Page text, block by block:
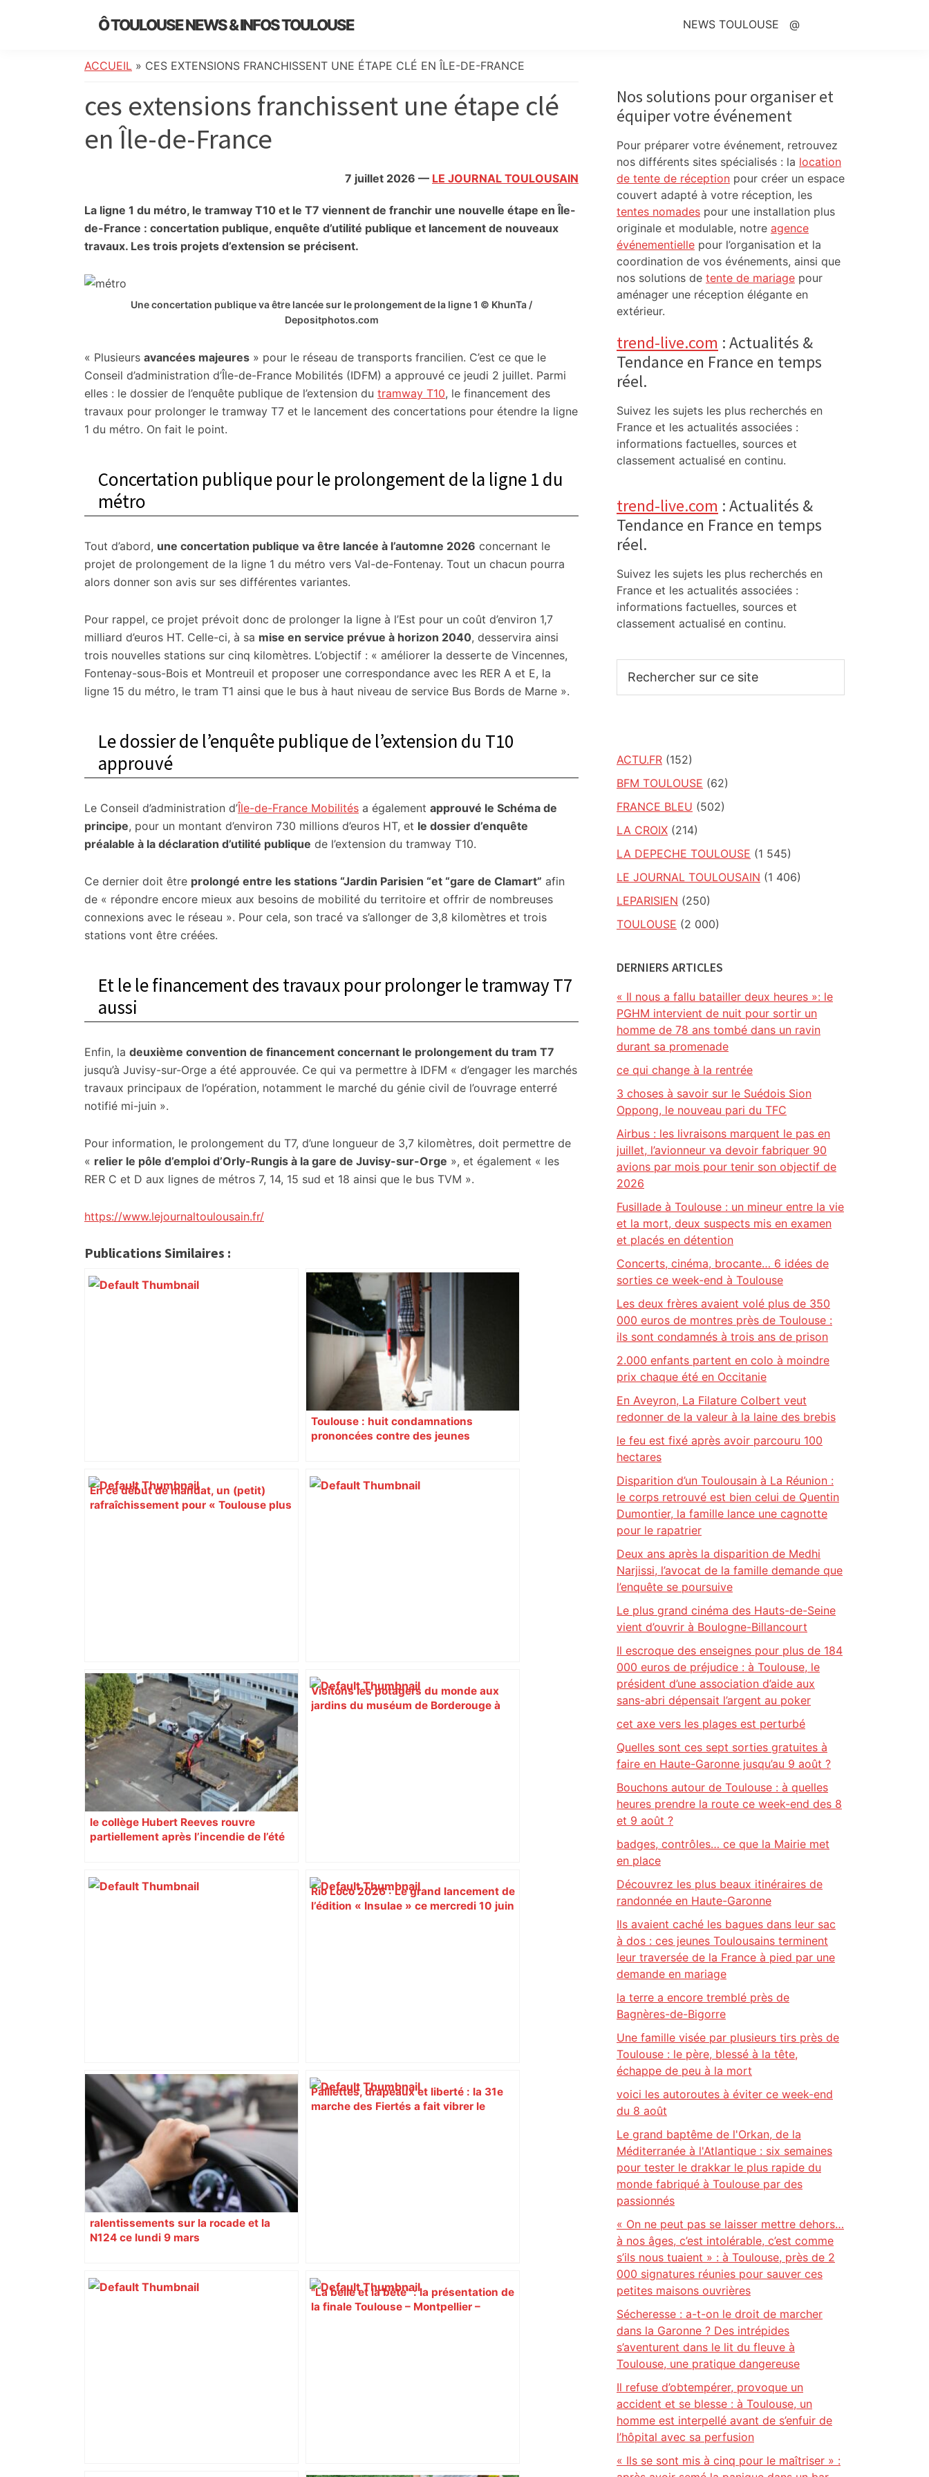
Ô TOULOUSE NEWS & INFOS TOULOUSE
de
toulousaine
:
info
locale,
politique,
météo,
citoyennes
NEWS TOULOUSE @
ACCUEIL » CES EXTENSIONS FRANCHISSENT UNE ÉTAPE CLÉ EN ÎLE-DE-FRANCE
ces extensions franchissent une étape clé
en Île-de-France
7 juillet 2026 — LE JOURNAL TOULOUSAIN
La ligne 1 du métro, le tramway T10 et le T7 viennent de franchir une nouvelle étape en Île-
de-France : concertation publique, enquête d’utilité publique et lancement de nouveaux
travaux. Les trois projets d’extension se précisent.
Une concertation publique va être lancée sur le prolongement de la ligne 1 © KhunTa /
Depositphotos.com
« Plusieurs avancées majeures » pour le réseau de transports francilien. C’est ce que le
Conseil d’administration d’Île-de-France Mobilités (IDFM) a approuvé ce jeudi 2 juillet. Parmi
elles : le dossier de l’enquête publique de l’extension du tramway T10, le financement des
travaux pour prolonger le tramway T7 et le lancement des concertations pour étendre la ligne
1 du métro. On fait le point.
Concertation publique pour le prolongement de la ligne 1 du
métro
Tout d’abord, une concertation publique va être lancée à l’automne 2026 concernant le
projet de prolongement de la ligne 1 du métro vers Val-de-Fontenay. Tout un chacun pourra
alors donner son avis sur ses différentes variantes.
Pour rappel, ce projet prévoit donc de prolonger la ligne à l’Est pour un coût d’environ 1,7
milliard d’euros HT. Celle-ci, à sa mise en service prévue à horizon 2040, desservira ainsi
trois nouvelles stations sur cinq kilomètres. L’objectif : « améliorer la desserte de Vincennes,
Fontenay-sous-Bois et Montreuil et proposer une correspondance avec les RER A et E, la
ligne 15 du métro, le tram T1 ainsi que le bus à haut niveau de service Bus Bords de Marne ».
Le dossier de l’enquête publique de l’extension du T10
approuvé
Le Conseil d’administration d’Île-de-France Mobilités a également approuvé le Schéma de
principe, pour un montant d’environ 730 millions d’euros HT, et le dossier d’enquête
préalable à la déclaration d’utilité publique de l’extension du tramway T10.
Ce dernier doit être prolongé entre les stations “Jardin Parisien “et “gare de Clamart” afin
de « répondre encore mieux aux besoins de mobilité du territoire et offrir de nombreuses
connexions avec le réseau ». Pour cela, son tracé va s’allonger de 3,8 kilomètres et trois
stations vont être créées.
Et le le financement des travaux pour prolonger le tramway T7
aussi
Enfin, la deuxième convention de financement concernant le prolongement du tram T7
jusqu’à Juvisy-sur-Orge a été approuvée. Ce qui va permettre à IDFM « d’engager les marchés
travaux principaux de l’opération, notamment le marché du génie civil de l’ouvrage enterré
notifié mi-juin ».
Pour information, le prolongement du T7, d’une longueur de 3,7 kilomètres, doit permettre de
« relier le pôle d’emploi d’Orly-Rungis à la gare de Juvisy-sur-Orge », et également « les
RER C et D aux lignes de métros 7, 14, 15 sud et 18 ainsi que le bus TVM ».
https://www.lejournaltoulousain.fr/
Publications Similaires :
En ce début de mandat, un (petit)
rafraîchissement pour « Toulouse plus
Toulouse : huit condamnations
prononcées contre des jeunes
Bilan du marché du logement neuf :
une lueur d'espoir pour l'immobilier à
Toulouse ? – Actu.fr
Visitons les potagers du monde aux
jardins du muséum de Borderouge à
le collège Hubert Reeves rouvre
partiellement après l’incendie de l’été
Rio Loco 2026 : Le grand lancement de
l’édition « Insulae » ce mercredi 10 juin
TÉMOIGNAGE. Mort de Bryan
Begougnoux : "Je suis dévasté", confie
un de ses anciens entraîneurs à
Toulouse – ladepeche.fr
Paillettes, drapeaux et liberté : la 31e
marche des Fiertés a fait vibrer le
ralentissements sur la rocade et la
N124 ce lundi 9 mars
"La belle et la bête" : la présentation de
la finale Toulouse – Montpellier –
Sidebar
Nos solutions pour organiser et
équiper votre événement
Pour préparer votre événement, retrouvez
nos différents sites spécialisés : la location
de tente de réception pour créer un espace
couvert adapté à votre réception, les
tentes nomades pour une installation plus
originale et modulable, notre agence
événementielle pour l’organisation et la
coordination de vos événements, ainsi que
nos solutions de tente de mariage pour
aménager une réception élégante en
extérieur.
trend-live.com : Actualités &
Tendance en France en temps
réel.
Suivez les sujets les plus recherchés en
France et les actualités associées :
informations factuelles, sources et
classement actualisé en continu.
trend-live.com : Actualités &
Tendance en France en temps
réel.
Suivez les sujets les plus recherchés en
France et les actualités associées :
informations factuelles, sources et
classement actualisé en continu.
sur
ACTU.FR (152)
BFM TOULOUSE (62)
FRANCE BLEU (502)
LA CROIX (214)
LA DEPECHE TOULOUSE (1 545)
LE JOURNAL TOULOUSAIN (1 406)
LEPARISIEN (250)
TOULOUSE (2 000)
DERNIERS ARTICLES
« Il nous a fallu batailler deux heures »: le
PGHM intervient de nuit pour sortir un
homme de 78 ans tombé dans un ravin
durant sa promenade
ce qui change à la rentrée
3 choses à savoir sur le Suédois Sion
Oppong, le nouveau pari du TFC
Airbus : les livraisons marquent le pas en
juillet, l’avionneur va devoir fabriquer 90
avions par mois pour tenir son objectif de
2026
Fusillade à Toulouse : un mineur entre la vie
et la mort, deux suspects mis en examen
et placés en détention
Concerts, cinéma, brocante… 6 idées de
sorties ce week-end à Toulouse
Les deux frères avaient volé plus de 350
000 euros de montres près de Toulouse :
ils sont condamnés à trois ans de prison
2.000 enfants partent en colo à moindre
prix chaque été en Occitanie
En Aveyron, La Filature Colbert veut
redonner de la valeur à la laine des brebis
le feu est fixé après avoir parcouru 100
hectares
Disparition d’un Toulousain à La Réunion :
le corps retrouvé est bien celui de Quentin
Dumontier, la famille lance une cagnotte
pour le rapatrier
Deux ans après la disparition de Medhi
Narjissi, l’avocat de la famille demande que
l’enquête se poursuive
Le plus grand cinéma des Hauts-de-Seine
vient d’ouvrir à Boulogne-Billancourt
Il escroque des enseignes pour plus de 184
000 euros de préjudice : à Toulouse, le
président d’une association d’aide aux
sans-abri dépensait l’argent au poker
cet axe vers les plages est perturbé
Quelles sont ces sept sorties gratuites à
faire en Haute-Garonne jusqu’au 9 août ?
Bouchons autour de Toulouse : à quelles
heures prendre la route ce week-end des 8
et 9 août ?
badges, contrôles… ce que la Mairie met
en place
Découvrez les plus beaux itinéraires de
randonnée en Haute-Garonne
Ils avaient caché les bagues dans leur sac
à dos : ces jeunes Toulousains terminent
leur traversée de la France à pied par une
demande en mariage
la terre a encore tremblé près de
Bagnères-de-Bigorre
Une famille visée par plusieurs tirs près de
Toulouse : le père, blessé à la tête,
échappe de peu à la mort
voici les autoroutes à éviter ce week-end
du 8 août
Le grand baptême de l'Orkan, de la
Méditerranée à l'Atlantique : six semaines
pour tester le drakkar le plus rapide du
monde fabriqué à Toulouse par des
passionnés
« On ne peut pas se laisser mettre dehors…
à nos âges, c’est intolérable, c’est comme
s’ils nous tuaient » : à Toulouse, près de 2
000 signatures réunies pour sauver ces
petites maisons ouvrières
Sécheresse : a-t-on le droit de marcher
dans la Garonne ? Des intrépides
s’aventurent dans le lit du fleuve à
Toulouse, une pratique dangereuse
Il refuse d’obtempérer, provoque un
accident et se blesse : à Toulouse, un
homme est interpellé avant de s’enfuir de
l’hôpital avec sa perfusion
« Ils se sont mis à cinq pour le maîtriser » :